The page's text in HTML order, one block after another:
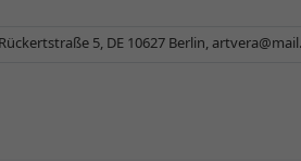
5, DE 10627 Berlin,